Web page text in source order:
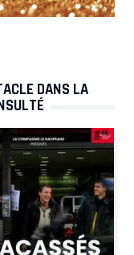
DANS LA